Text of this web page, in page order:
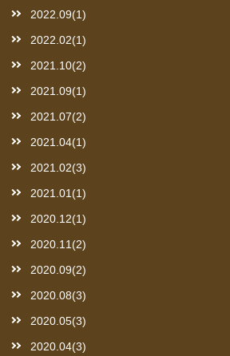
2022.09(1)
2022.02(1)
2021.10(2)
2021.09(1)
2021.07(2)
2021.04(1)
2021.02(3)
2021.01(1)
2020.12(1)
2020.11(2)
2020.09(2)
2020.08(3)
2020.05(3)
2020.04(3)